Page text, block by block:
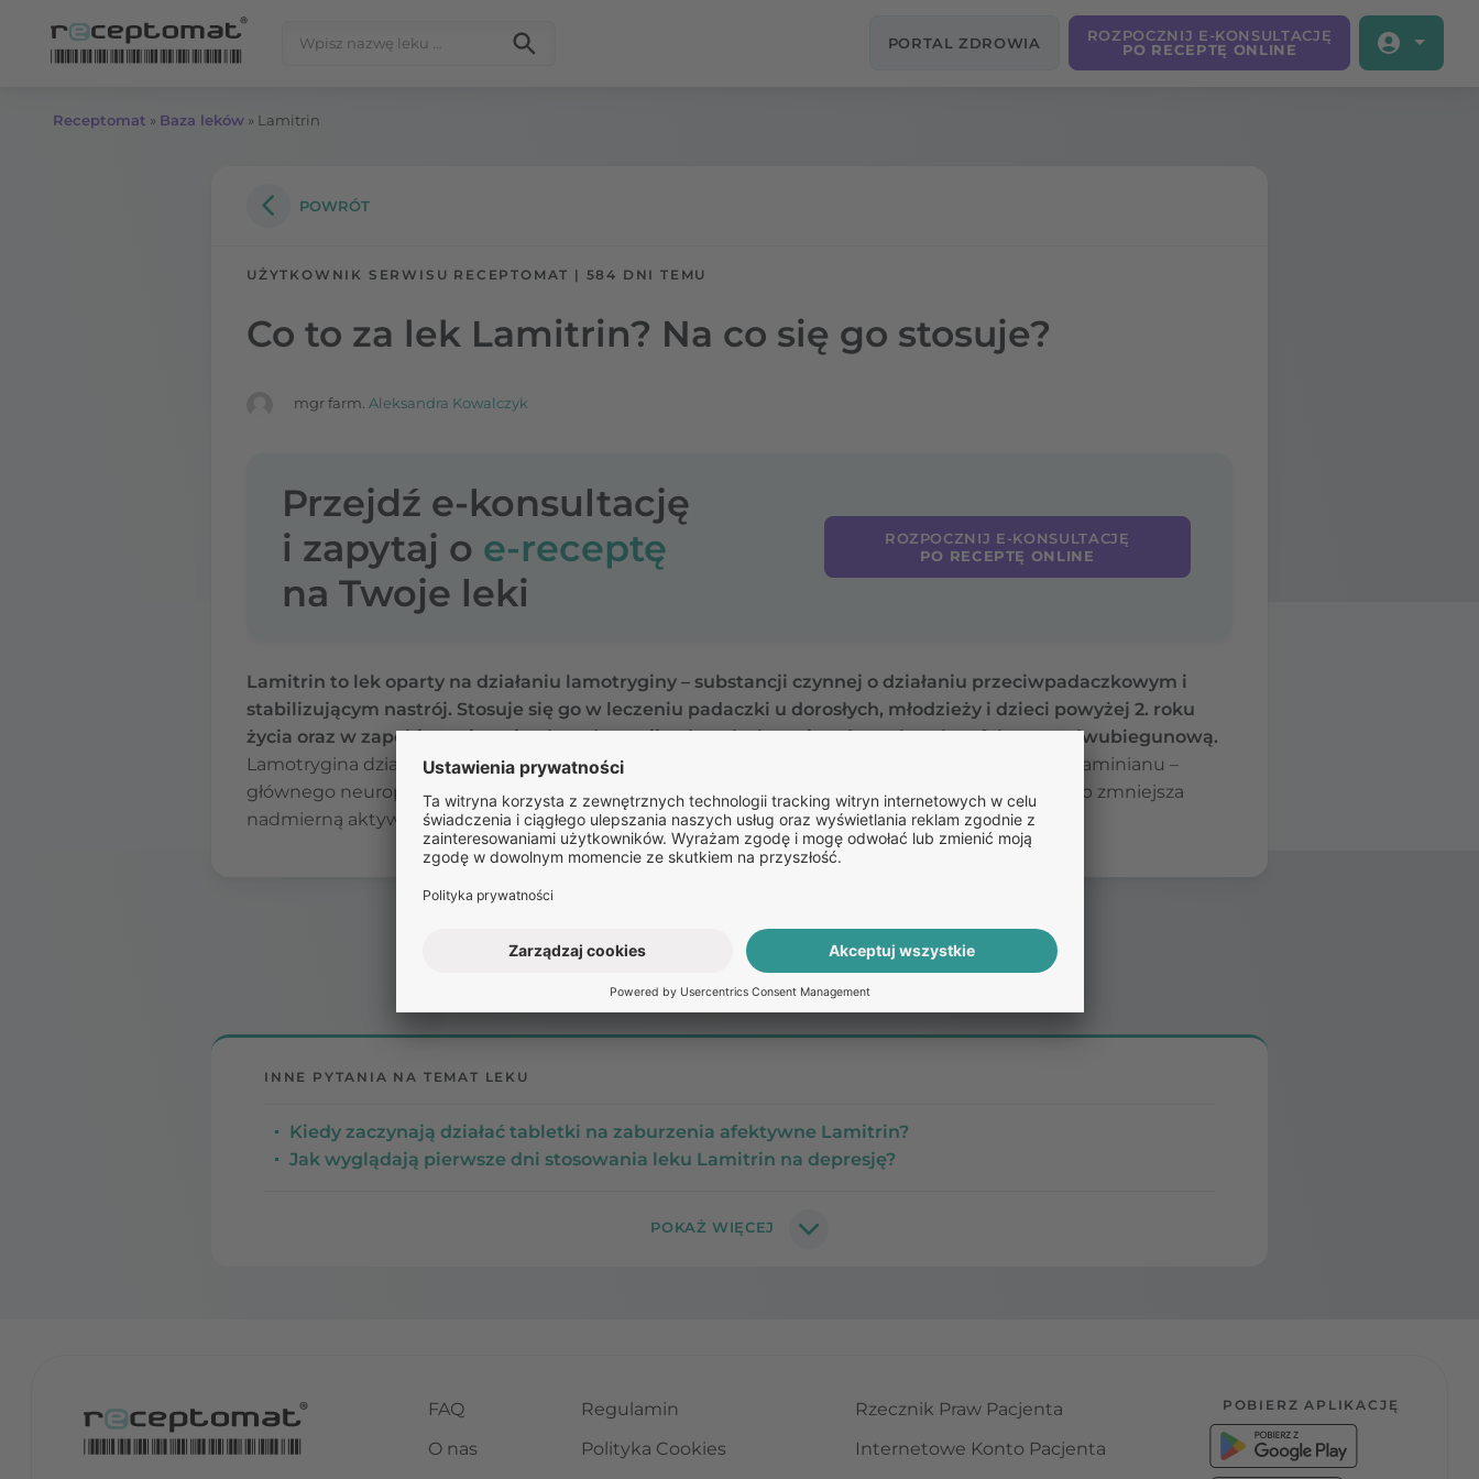
PORTAL ZDROWIA
ROZPOCZNIJ E-KONSULTACJĘ
PO RECEPTĘ ONLINE
Receptomat » Baza leków » Lamitrin
POWRÓT
UŻYTKOWNIK SERWISU RECEPTOMAT | 584 DNI TEMU
Co to za lek Lamitrin? Na co się go stosuje?
mgr farm. Aleksandra Kowalczyk
Przejdź e-konsultację
i zapytaj o e-receptę
na Twoje leki
ROZPOCZNIJ E-KONSULTACJĘ
PO RECEPTĘ ONLINE
Lamitrin to lek oparty na działaniu lamotryginy – substancji czynnej o działaniu przeciwpadaczkowym i
stabilizującym nastrój. Stosuje się go w leczeniu padaczki u dorosłych, młodzieży i dzieci powyżej 2. roku
życia oraz w zapobieganiu epizodom depresji u dorosłych pacjentów z chorobą afektywną dwubiegunową.
Lamotrygina działa poprzez stabilizację błon komórek nerwowych i hamowanie uwalniania glutaminianu –
głównego neuroprzekaźnika pobudzającego w ośrodkowym układzie nerwowym. W ten sposób zmniejsza
nadmierną aktywność neuronów i pomaga przywrócić równowagę w pracy mózgu.
Pozostałe pytania:
INNE PYTANIA NA TEMAT LEKU
Kiedy zaczynają działać tabletki na zaburzenia afektywne Lamitrin?
Jak wyglądają pierwsze dni stosowania leku Lamitrin na depresję?
FAQ
O nas
Regulamin
Polityka Cookies
Rzecznik Praw Pacjenta
Internetowe Konto Pacjenta
POBIERZ APLIKACJĘ